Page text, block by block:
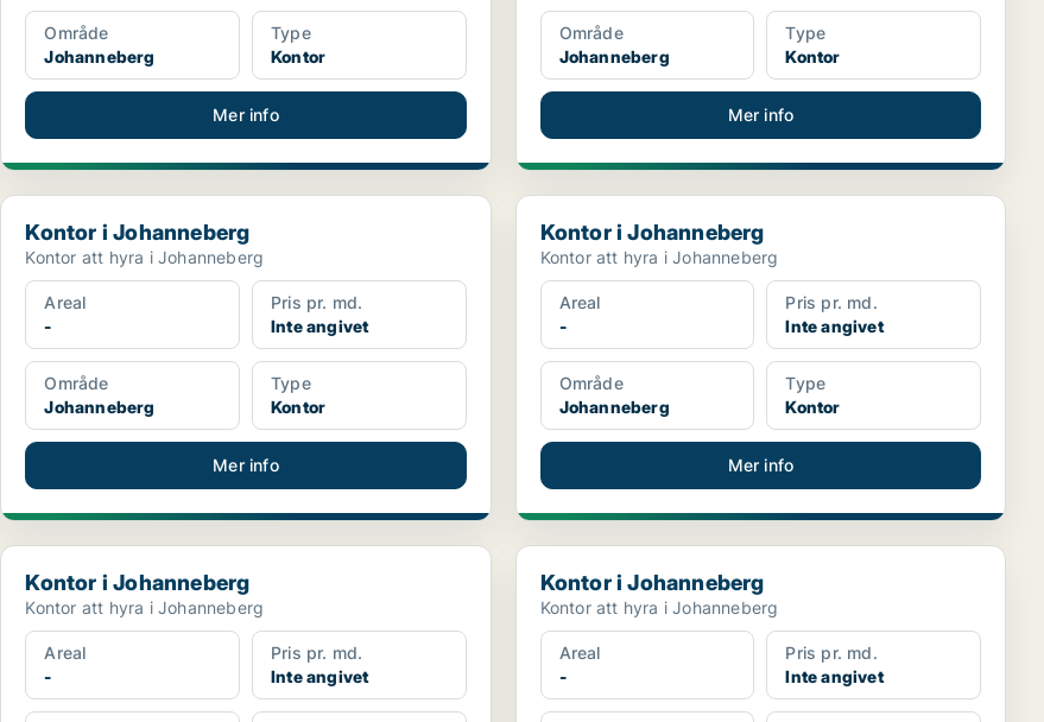
Område
Johanneberg
Type
Kontor
Mer info
Område
Johanneberg
Type
Kontor
Mer info
Kontor i Johanneberg
Kontor i Johanneberg
Kontor att hyra i Johanneberg
Areal
-
Pris pr. md.
Inte angivet
Område
Johanneberg
Type
Kontor
Mer info
Kontor i Johanneberg
Kontor i Johanneberg
Kontor att hyra i Johanneberg
Areal
-
Pris pr. md.
Inte angivet
Område
Johanneberg
Type
Kontor
Mer info
Kontor i Johanneberg
Kontor i Johanneberg
Kontor att hyra i Johanneberg
Areal
-
Pris pr. md.
Inte angivet
Kontor i Johanneberg
Kontor i Johanneberg
Kontor att hyra i Johanneberg
Areal
-
Pris pr. md.
Inte angivet